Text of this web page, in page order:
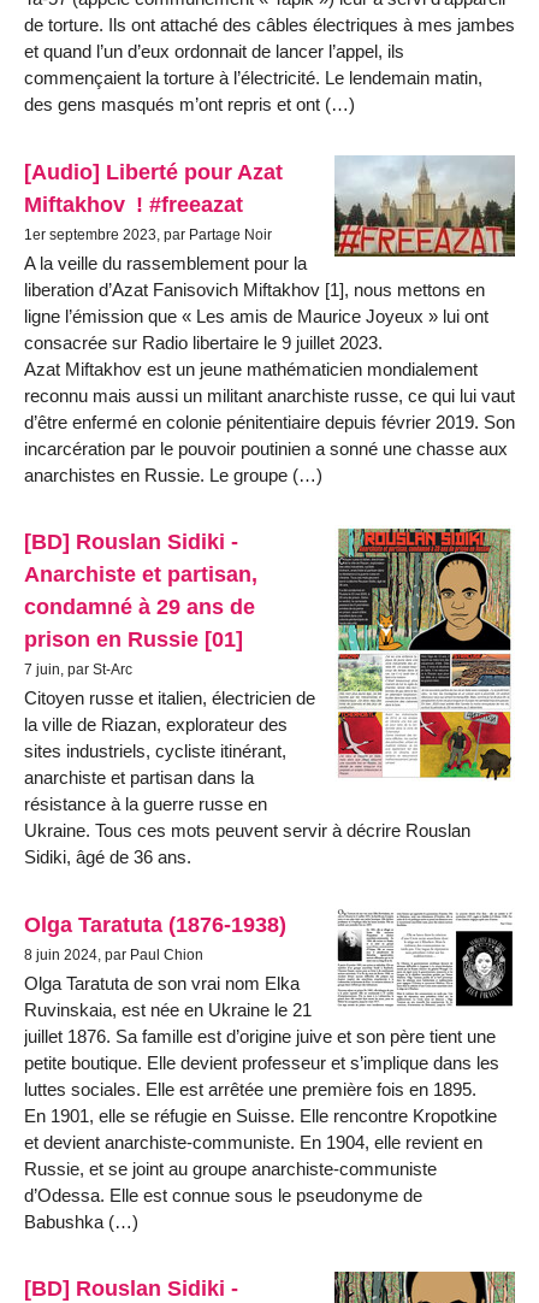
de torture. Ils ont attaché des câbles électriques à mes jambes
et quand l’un d’eux ordonnait de lancer l’appel, ils
commençaient la torture à l’électricité. Le lendemain matin,
des gens masqués m’ont repris et ont (…)
[Audio] Liberté pour Azat
Miftakhov ! #freeazat
1er septembre 2023, par Partage Noir
A la veille du rassemblement pour la
liberation d’Azat Fanisovich Miftakhov [1], nous mettons en
ligne l’émission que « Les amis de Maurice Joyeux » lui ont
consacrée sur Radio libertaire le 9 juillet 2023.
Azat Miftakhov est un jeune mathématicien mondialement
reconnu mais aussi un militant anarchiste russe, ce qui lui vaut
d’être enfermé en colonie pénitentiaire depuis février 2019. Son
incarcération par le pouvoir poutinien a sonné une chasse aux
anarchistes en Russie. Le groupe (…)
[BD] Rouslan Sidiki -
Anarchiste et partisan,
condamné à 29 ans de
prison en Russie [01]
7 juin, par St-Arc
Citoyen russe et italien, électricien de
la ville de Riazan, explorateur des
sites industriels, cycliste itinérant,
anarchiste et partisan dans la
résistance à la guerre russe en
Ukraine. Tous ces mots peuvent servir à décrire Rouslan
Sidiki, âgé de 36 ans.
Olga Taratuta (1876-1938)
8 juin 2024, par Paul Chion
Olga Taratuta de son vrai nom Elka
Ruvinskaia, est née en Ukraine le 21
juillet 1876. Sa famille est d’origine juive et son père tient une
petite boutique. Elle devient professeur et s’implique dans les
luttes sociales. Elle est arrêtée une première fois en 1895.
En 1901, elle se réfugie en Suisse. Elle rencontre Kropotkine
et devient anarchiste-communiste. En 1904, elle revient en
Russie, et se joint au groupe anarchiste-communiste
d’Odessa. Elle est connue sous le pseudonyme de
Babushka (…)
[BD] Rouslan Sidiki -